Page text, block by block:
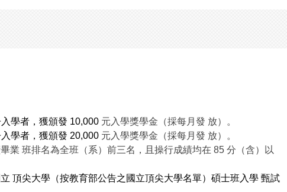
學者，獲頒發 10,000 元入學獎學金（採每月發 放）。
學者，獲頒發 20,000 元入學獎學金（採每月發 放）。
業 班排名為全班（系）前三名，且操行成績均在 85 分（含）以
頂尖大學（按教育部公告之國立頂尖大學名單）碩士班入學 甄試